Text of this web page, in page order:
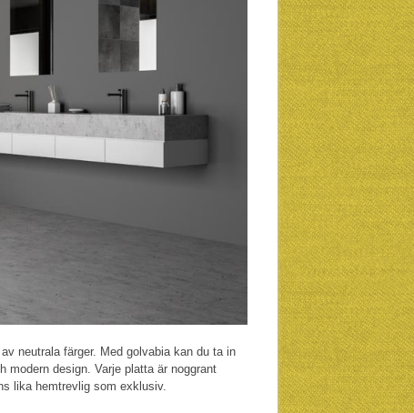
neutrala färger. Med golvabia kan du ta in
modern design. Varje platta är noggrant
lika hemtrevlig som exklusiv.